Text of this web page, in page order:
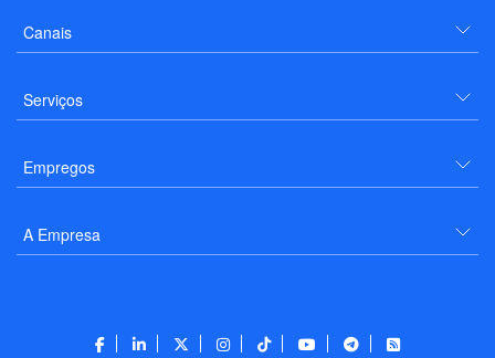
Canais
Serviços
Empregos
A Empresa